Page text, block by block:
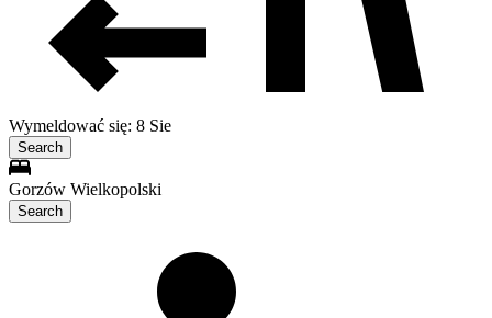
Wymeldować się: 8 Sie
Search
Gorzów Wielkopolski
Search